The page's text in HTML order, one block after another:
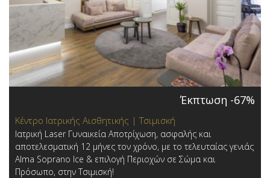
Έκπτωση -67%
Κέντρο Ιατρικής Αισθητικής | Τσιμισκή
Ιατρική Laser Γυναικεία Αποτρίχωση, ασφαλής και
αποτελεσματική 12 μήνες τον χρόνο, με το τελευταίας γενιάς
Alma Soprano Ice & επιλογή Περιοχών σε Σώμα και
Πρόσωπο, στην Τσιμισκή!